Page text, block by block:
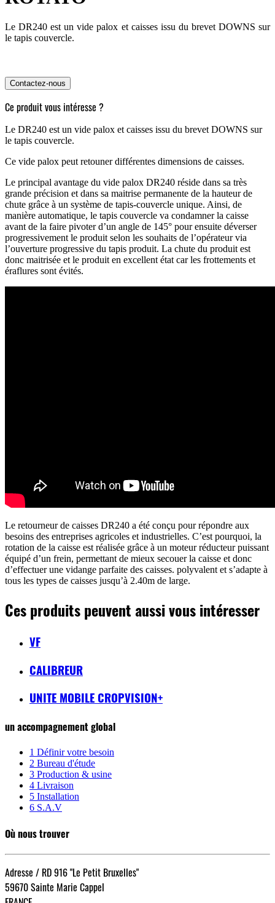
Le DR240 est un vide palox et caisses issu du brevet DOWNS sur
le tapis couvercle.
Ce produit vous intéresse ?
Le DR240 est un vide palox et caisses issu du brevet DOWNS sur
le tapis couvercle.
Ce vide palox peut retouner différentes dimensions de caisses.
Le principal avantage du vide palox DR240 réside dans sa très
grande précision et dans sa maitrise permanente de la hauteur de
chute grâce à un système de tapis-couvercle unique. Ainsi, de
manière automatique, le tapis couvercle va condamner la caisse
avant de la faire pivoter d’un angle de 145° pour ensuite déverser
progressivement le produit selon les souhaits de l’opérateur via
l’ouverture progressive du tapis produit. La chute du produit est
donc maitrisée et le produit en excellent état car les frottements et
éraflures sont évités.
Le retourneur de caisses DR240 a été conçu pour répondre aux
besoins des entreprises agricoles et industrielles. C’est pourquoi, la
rotation de la caisse est réalisée grâce à un moteur réducteur puissant
équipé d’un frein, permettant de mieux secouer la caisse et donc
d’effectuer une vidange parfaite des caisses. polyvalent et s’adapte à
tous les types de caisses jusqu’à 2.40m de large.
Ces produits peuvent aussi vous intéresser
VF
CALIBREUR
UNITE MOBILE CROPVISION+
un accompagnement global
1 Définir votre besoin
2 Bureau d'étude
3 Production & usine
4 Livraison
5 Installation
6 S.A.V
Où nous trouver
Adresse / RD 916 "Le Petit Bruxelles"
59670 Sainte Marie Cappel